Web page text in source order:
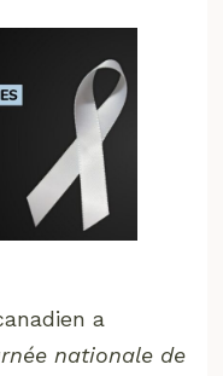
a
nationale de